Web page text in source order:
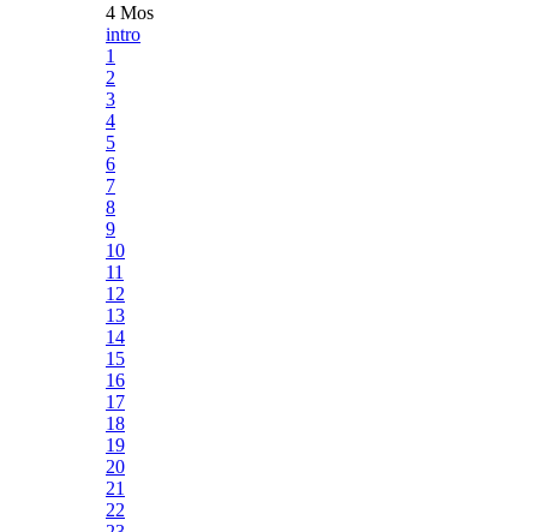
4 Mos
intro
1
2
3
4
5
6
7
8
9
10
11
12
13
14
15
16
17
18
19
20
21
22